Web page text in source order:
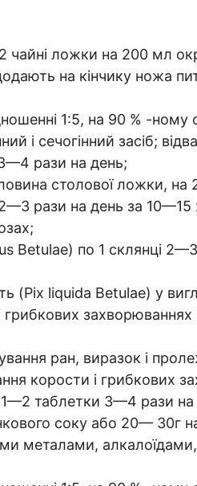
чайні ложки на 200 мл
на кінчику ножа
1:5, на 90 % -ному
і сечогінний засіб;
рази на день;
столової ложки,
рази на день за 10—15
Betulae) по 1 склянці
(Pix liquida Betulae) у
грибкових
ран, виразок і
корости і грибкових
таблетки 3—4 рази на
соку або 20— 30г
металами,